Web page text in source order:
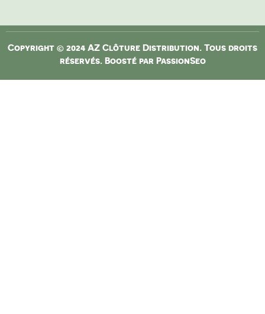
Copyright © 2024 AZ Clôture Distribution. Tous droits
réservés. Boosté par PassionSeo